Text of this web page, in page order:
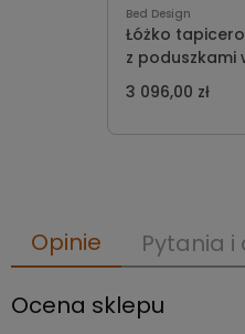
Bed Design
Łóżko
z poduszkami
ramowa z
bez
3 096,00 zł
Opinie
Pytania i
Ocena sklepu